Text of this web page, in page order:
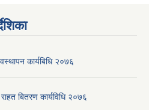
कार्यबिधि २०७६
बितरण कार्यविधि २०७६